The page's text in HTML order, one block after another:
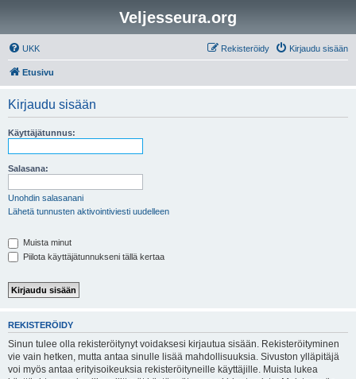
Veljesseura.org
UKK Kirjaudu sisään
Rekisteröidy
Etusivu
Kirjaudu sisään
Käyttäjätunnus:
Salasana:
Unohdin salasanani
Lähetä tunnusten aktivointiviesti uudelleen
Muista minut
Piilota käyttäjätunnukseni tällä kertaa
REKISTERÖIDY
Sinun tulee olla rekisteröitynyt voidaksesi kirjautua sisään. Rekisteröityminen
vie vain hetken, mutta antaa sinulle lisää mahdollisuuksia. Sivuston ylläpitäjä
voi myös antaa erityisoikeuksia rekisteröityneille käyttäjille. Muista lukea